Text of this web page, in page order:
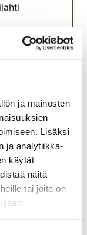
ja mainosten
Lisäksi
ja analytiikka-
käytät
näitä
tai joita on